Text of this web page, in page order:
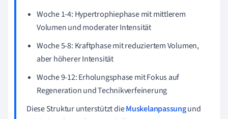
Woche 1-4: Hypertrophiephase mit mittlerem
Volumen und moderater Intensität
Woche 5-8: Kraftphase mit reduziertem Volumen,
aber höherer Intensität
Woche 9-12: Erholungsphase mit Fokus auf
Regeneration und Technikverfeinerung
Diese Struktur unterstützt dieMuskelanpassungund